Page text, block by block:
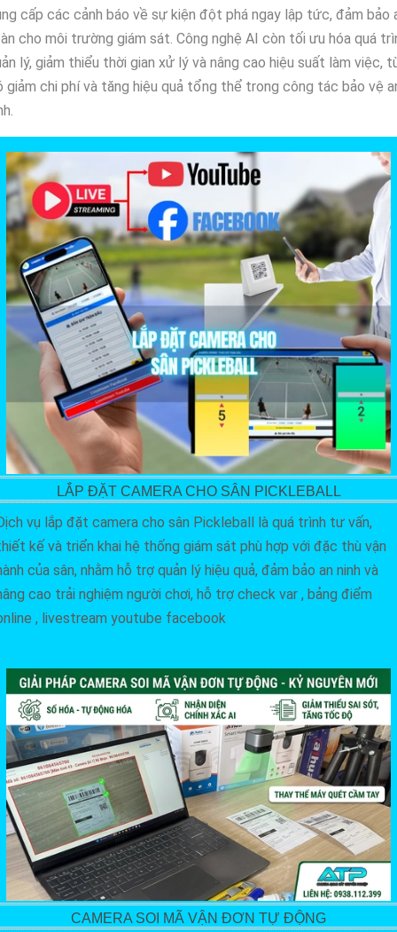
cấp các cảnh báo về sự kiện đột phá ngay lập tức, đảm bảo
cho môi trường giám sát. Công nghệ AI còn tối ưu hóa quá
lý, giảm thiểu thời gian xử lý và nâng cao hiệu suất làm việc,
giảm chi phí và tăng hiệu quả tổng thể trong công tác bảo vệ
LẮP ĐẶT CAMERA CHO SÂN PICKLEBALL
vụ lắp đặt camera cho sân Pickleball là quá trình tư vấn,
kế và triển khai hệ thống giám sát phù hợp với đặc thù vận
của sân, nhằm hỗ trợ quản lý hiệu quả, đảm bảo an ninh và
cao trải nghiệm người chơi, hỗ trợ check var , bảng điểm
, livestream youtube facebook
CAMERA SOI MÃ VẬN ĐƠN TỰ ĐỘNG